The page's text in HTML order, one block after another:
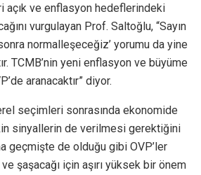
açık ve enflasyon hedeflerindeki
vurgulayan Prof. Saltoğlu, “Sayın
normalleşeceğiz’ yorumu da yine
TCMB’nin yeni enflasyon ve büyüme
aranacaktır” diyor.
seçimleri sonrasında ekonomide
sinyallerin de verilmesi gerektiğini
geçmişte de olduğu gibi OVP’ler
şaşacağı için aşırı yüksek bir önem